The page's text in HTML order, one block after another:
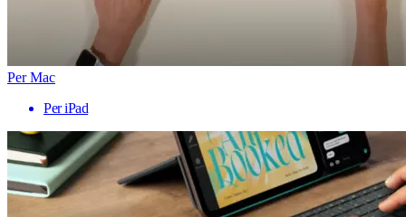
Per Mac
Per iPad